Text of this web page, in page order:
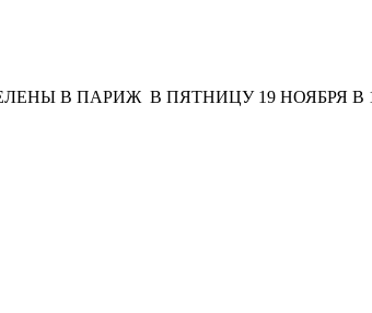
В ПАРИЖ В ПЯТНИЦУ 19 НОЯБРЯ В